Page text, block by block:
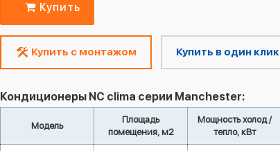
Купить
Купить с монтажом Купить в один клик
Кондиционеры NC clima серии Manchester:
Модель
Площадь
помещения, м2
Мощность холод /
тепло, кВт